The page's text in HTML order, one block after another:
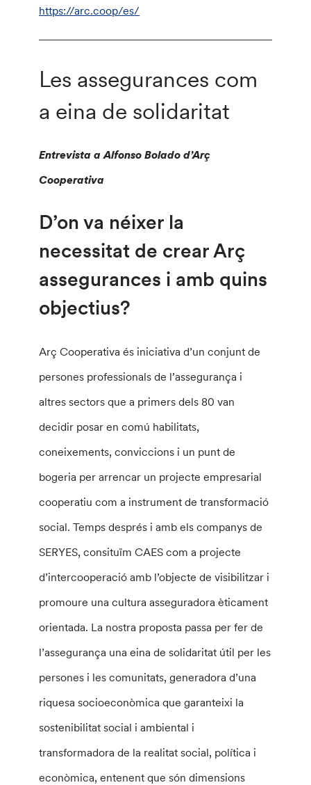
https://arc.coop/es/
Les assegurances com
a eina de solidaritat
Entrevista a Alfonso Bolado d’Arç
Cooperativa
D’on va néixer la
necessitat de crear Arç
assegurances i amb quins
objectius?
Arç Cooperativa és iniciativa d’un conjunt de
persones professionals de l’assegurança i
altres sectors que a primers dels 80 van
decidir posar en comú habilitats,
coneixements, conviccions i un punt de
bogeria per arrencar un projecte empresarial
cooperatiu com a instrument de transformació
social. Temps després i amb els companys de
SERYES, consituïm CAES com a projecte
d’intercooperació amb l’objecte de visibilitzar i
promoure una cultura asseguradora èticament
orientada. La nostra proposta passa per fer de
l’assegurança una eina de solidaritat útil per les
persones i les comunitats, generadora d’una
riquesa socioeconòmica que garanteixi la
sostenibilitat social i ambiental i
transformadora de la realitat social, política i
econòmica, entenent que són dimensions